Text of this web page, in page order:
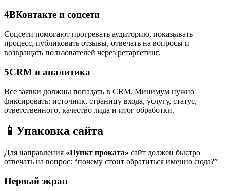
4ВКонтакте и соцсети
Соцсети помогают прогревать аудиторию, показывать
процесс, публиковать отзывы, отвечать на вопросы и
возвращать пользователей через ретаргетинг.
5CRM и аналитика
Все заявки должны попадать в CRM. Минимум нужно
фиксировать: источник, страницу входа, услугу, статус,
ответственного, качество лида и итог обработки.
📱 Упаковка сайта
Для направления «Пункт проката» сайт должен быстро
отвечать на вопрос: “почему стоит обратиться именно сюда?”
Первый экран